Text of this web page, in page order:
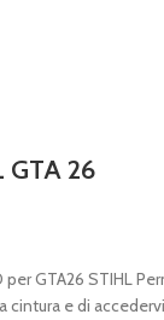
GTA 26
per GTA26 STIHL
cintura e di